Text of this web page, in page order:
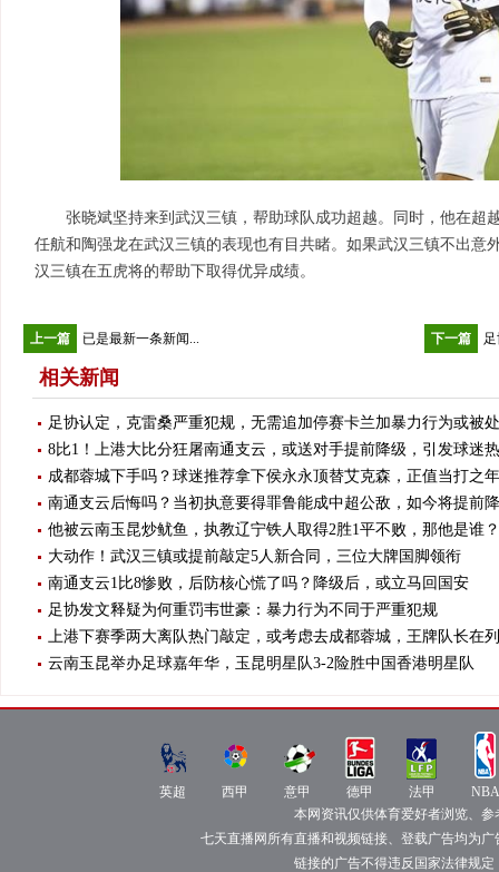
张晓斌坚持来到武汉三镇，帮助球队成功超越。同时，他在超
任航和陶强龙在武汉三镇的表现也有目共睹。如果武汉三镇不出意
汉三镇在五虎将的帮助下取得优异成绩。
上一篇 已是最新一条新闻... 下一篇
相关新闻
足协认定，克雷桑严重犯规，无需追加停赛卡兰加暴力行为或被
8比1！上港大比分狂屠南通支云，或送对手提前降级，引发球迷
成都蓉城下手吗？球迷推荐拿下侯永永顶替艾克森，正值当打之
南通支云后悔吗？当初执意要得罪鲁能成中超公敌，如今将提前
他被云南玉昆炒鱿鱼，执教辽宁铁人取得2胜1平不败，那他是谁？
大动作！武汉三镇或提前敲定5人新合同，三位大牌国脚领衔
南通支云1比8惨败，后防核心慌了吗？降级后，或立马回国安
足协发文释疑为何重罚韦世豪：暴力行为不同于严重犯规
上港下赛季两大离队热门敲定，或考虑去成都蓉城，王牌队长在
云南玉昆举办足球嘉年华，玉昆明星队3-2险胜中国香港明星队
英
超
直
英超
西
甲
直
西甲
意
甲
直
播
意甲
德
甲
直
播
德甲
法
甲
直
播
法甲
NBA
直
播
NBA
本网资讯仅供体育爱好者浏览、
七天直播网所有直播和视频链接、登载广告均为
链接的广告不得违反国家法律规